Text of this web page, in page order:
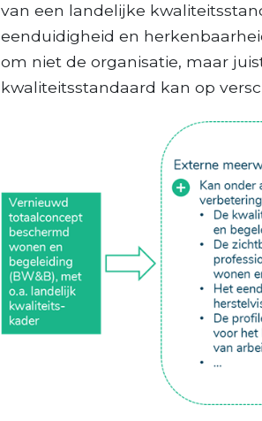
van een landelijke
eenduidigheid en
om niet de organisatie, maar
kwaliteitsstandaard kan op